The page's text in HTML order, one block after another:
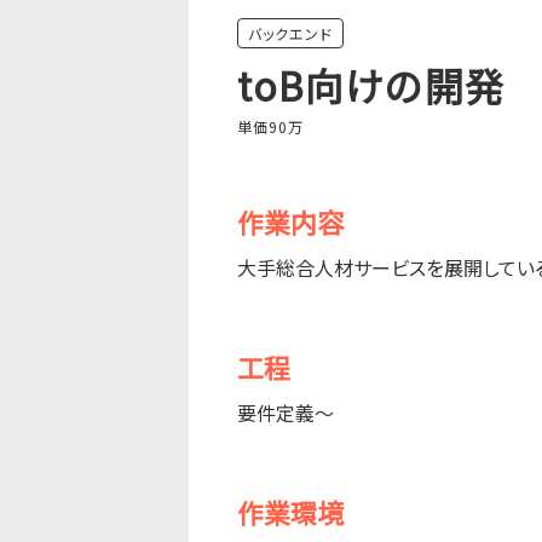
バックエンド
toB向けの開発
単価90万
作業内容
大手総合人材サービスを展開してい
工程
要件定義〜
作業環境